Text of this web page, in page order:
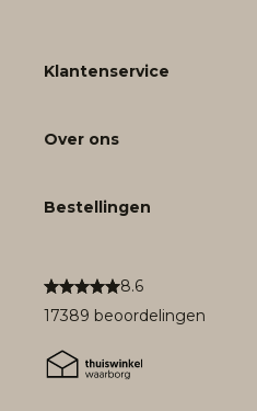
8.6
17389 beoordelingen
Klantenservice
Over ons
Bestellingen